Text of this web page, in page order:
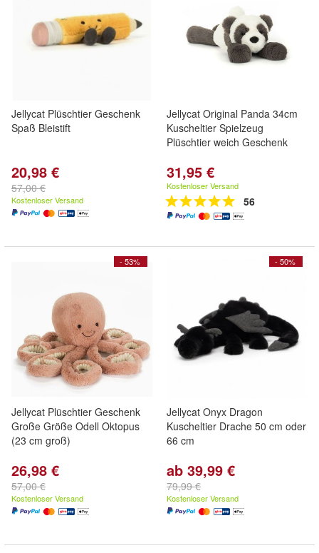
Jellycat Plüschtier Geschenk
Spaß Bleistift
20,98 €
57,00 €
Kostenloser Versand
Jellycat Original Panda 34cm
Kuscheltier Spielzeug
Plüschtier weich Geschenk
31,95 €
Kostenloser Versand
56
- 53%
Jellycat Plüschtier Geschenk
Große Größe Odell Oktopus
(23 cm groß)
26,98 €
57,00 €
Kostenloser Versand
- 50%
Jellycat Onyx Dragon
Kuscheltier Drache 50 cm oder
66 cm
ab 39,99 €
79,99 €
Kostenloser Versand